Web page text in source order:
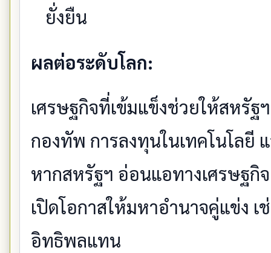
ยั่งยืน
ผลต่อระดับโลก:
เศรษฐกิจที่เข้มแข็งช่วยให้สหรั
กองทัพ การลงทุนในเทคโนโลยี
หากสหรัฐฯ อ่อนแอทางเศรษฐกิ
เปิดโอกาสให้มหาอำนาจคู่แข่ง เ
อิทธิพลแทน